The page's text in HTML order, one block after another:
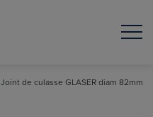
Joint de culasse GLASER diam 82mm,